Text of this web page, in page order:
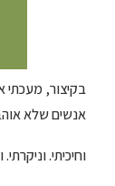
בקיצור, מעכתי
אנשים שלא
וחיכיתי.